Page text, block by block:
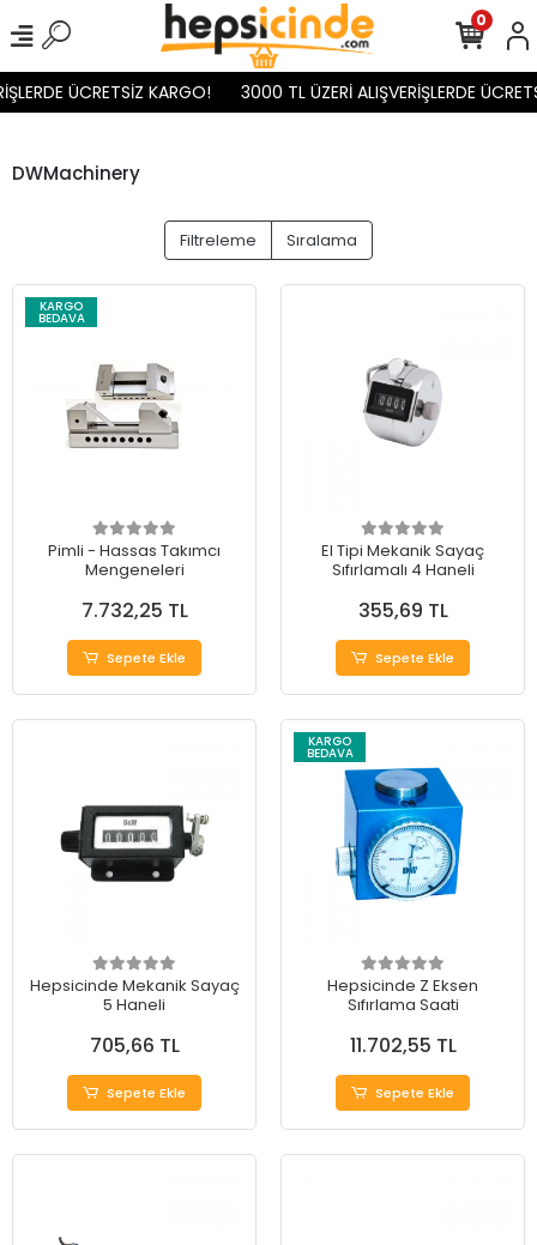
ÜCRETSİZ KARGO! 3000 TL ÜZERİ ALIŞVERİŞLERDE
0
DWMachinery
Filtreleme Sıralama
KARGO
BEDAVA
Pimli - Hassas Takımcı
Mengeneleri
7.732,25 TL
Sepete Ekle
El Tipi Mekanik Sayaç
Sıfırlamalı 4 Haneli
355,69 TL
Sepete Ekle
Hepsicinde Mekanik Sayaç
5 Haneli
705,66 TL
Sepete Ekle
KARGO
BEDAVA
Hepsicinde Z Eksen
Sıfırlama Saati
11.702,55 TL
Sepete Ekle